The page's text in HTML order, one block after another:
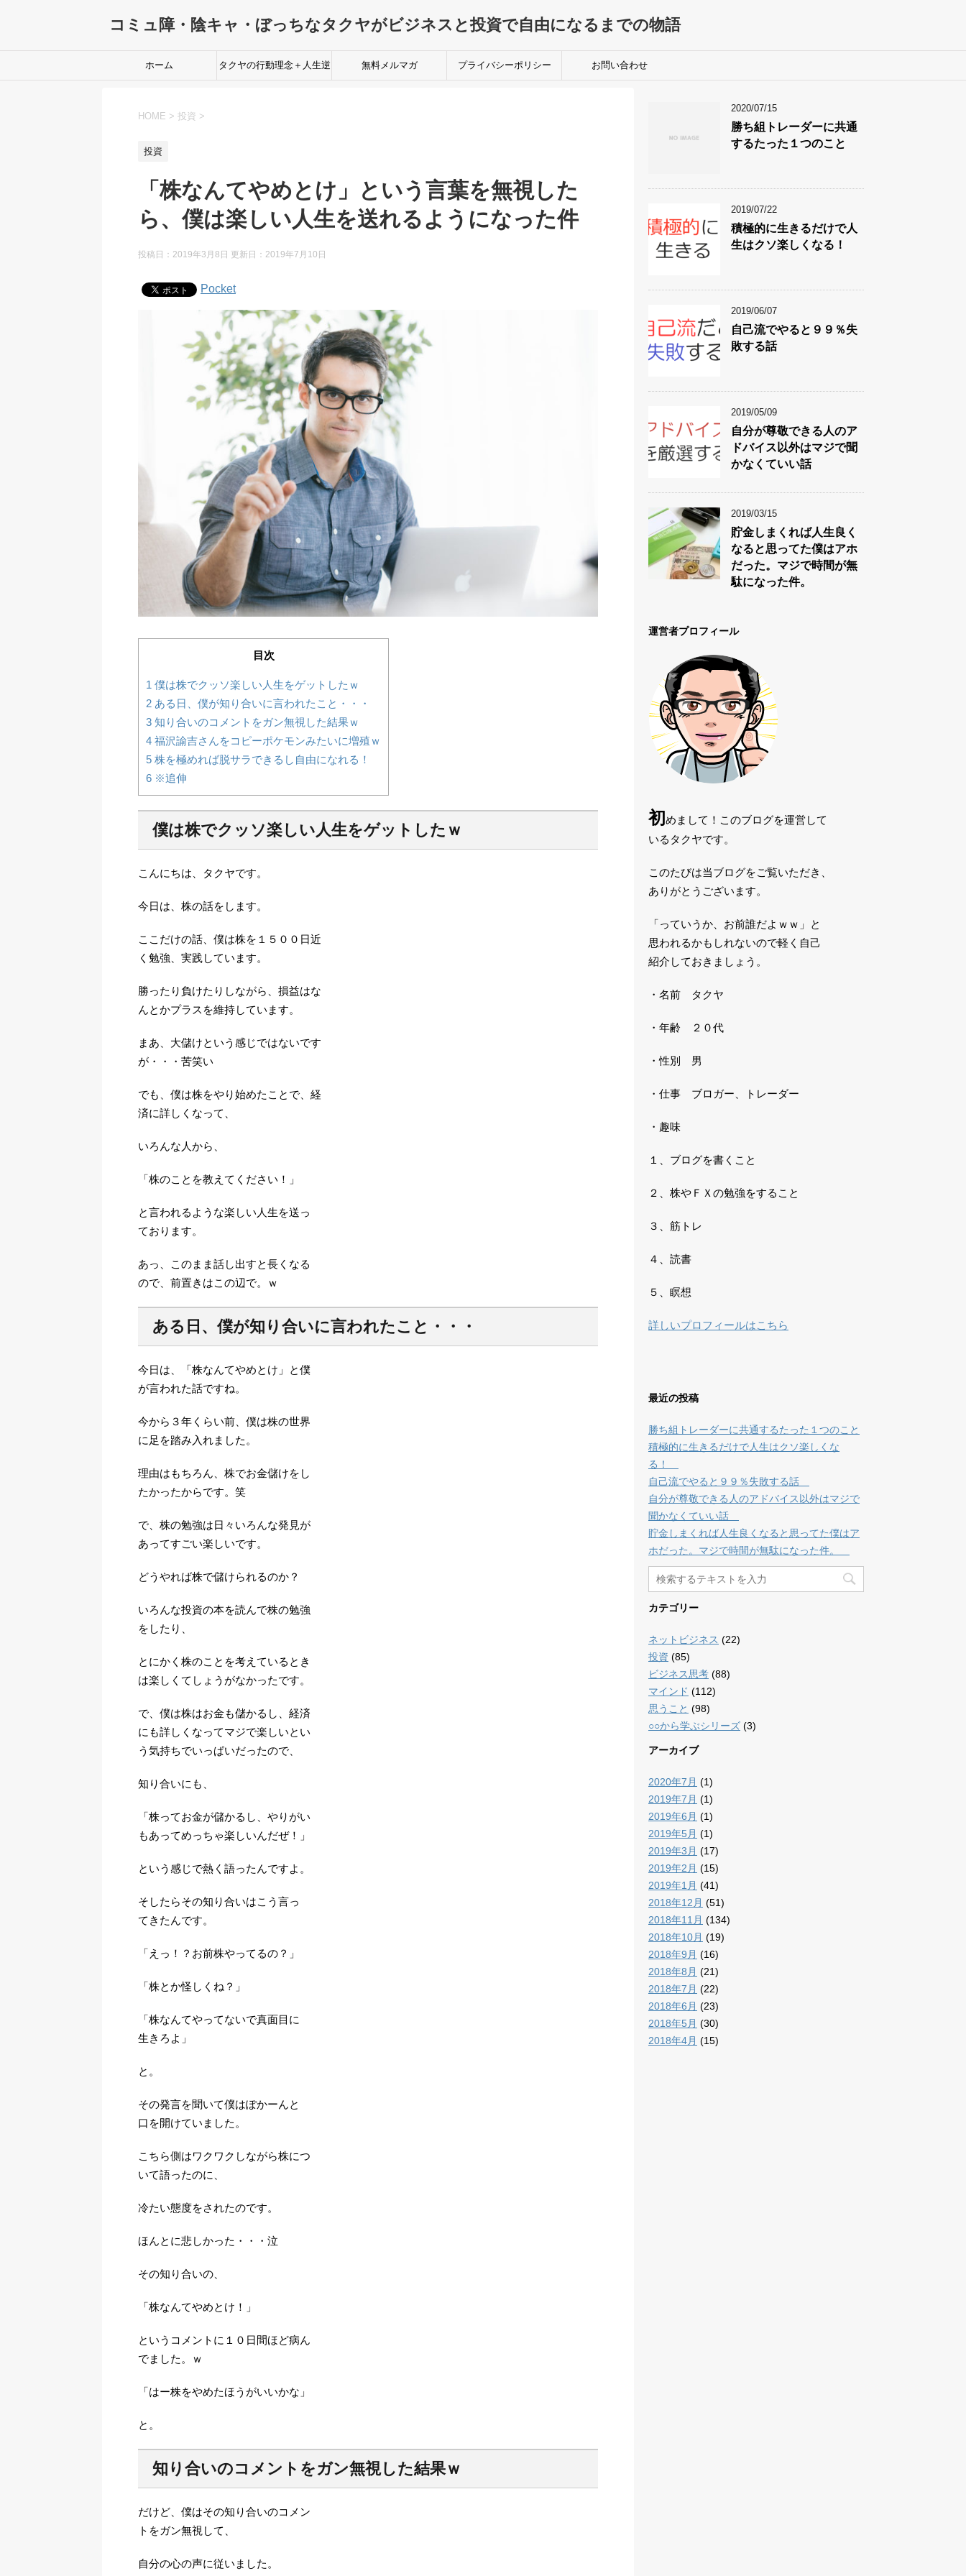
コミュ障・陰キャ・ぼっちなタクヤがビジネスと投資で自由になるまでの物語
ホーム タクヤの行動理念＋人生逆 無料メルマガ プライバシーポリシー お問い合わせ
HOME > 投資 >
投資
「株なんてやめとけ」という言葉を無視した
ら、僕は楽しい人生を送れるようになった件
投稿日：2019年3月8日 更新日： 2019年7月10日
Pocket
目次
1 僕は株でクッソ楽しい人生をゲットしたｗ
2 ある日、僕が知り合いに言われたこと・・・
3 知り合いのコメントをガン無視した結果ｗ
4 福沢諭吉さんをコピーポケモンみたいに増殖ｗ
5 株を極めれば脱サラできるし自由になれる！
6 ※追伸
僕は株でクッソ楽しい人生をゲットしたｗ
こんにちは、タクヤです。
今日は、株の話をします。
ここだけの話、僕は株を１５００日近
く勉強、実践しています。
勝ったり負けたりしながら、損益はな
んとかプラスを維持しています。
まあ、大儲けという感じではないです
が・・・苦笑い
でも、僕は株をやり始めたことで、経
済に詳しくなって、
いろんな人から、
「株のことを教えてください！」
と言われるような楽しい人生を送っ
ております。
あっ、このまま話し出すと長くなる
ので、前置きはこの辺で。ｗ
ある日、僕が知り合いに言われたこと・・・
今日は、「株なんてやめとけ」と僕
が言われた話ですね。
今から３年くらい前、僕は株の世界
に足を踏み入れました。
理由はもちろん、株でお金儲けをし
たかったからです。笑
で、株の勉強は日々いろんな発見が
あってすごい楽しいです。
どうやれば株で儲けられるのか？
いろんな投資の本を読んで株の勉強
をしたり、
とにかく株のことを考えているとき
は楽しくてしょうがなかったです。
で、僕は株はお金も儲かるし、経済
にも詳しくなってマジで楽しいとい
う気持ちでいっぱいだったので、
知り合いにも、
「株ってお金が儲かるし、やりがい
もあってめっちゃ楽しいんだぜ！」
という感じで熱く語ったんですよ。
そしたらその知り合いはこう言っ
てきたんです。
「えっ！？お前株やってるの？」
「株とか怪しくね？」
「株なんてやってないで真面目に
生きろよ」
と。
その発言を聞いて僕はぽかーんと
口を開けていました。
こちら側はワクワクしながら株につ
いて語ったのに、
冷たい態度をされたのです。
ほんとに悲しかった・・・泣
その知り合いの、
「株なんてやめとけ！」
というコメントに１０日間ほど病ん
でました。ｗ
「はー株をやめたほうがいいかな」
と。
知り合いのコメントをガン無視した結果ｗ
だけど、僕はその知り合いのコメン
トをガン無視して、
自分の心の声に従いました。
2020/07/15
勝ち組トレーダーに共通
するたった１つのこと
2019/07/22
積極的に生きるだけで人
生はクソ楽しくなる！
2019/06/07
自己流でやると９９％失
敗する話
2019/05/09
自分が尊敬できる人のア
ドバイス以外はマジで聞
かなくていい話
2019/03/15
貯金しまくれば人生良く
なると思ってた僕はアホ
だった。マジで時間が無
駄になった件。
運営者プロフィール
初めまして！このブログを運営して
いるタクヤです。
このたびは当ブログをご覧いただき、
ありがとうございます。
「っていうか、お前誰だよｗｗ」と
思われるかもしれないので軽く自己
紹介しておきましょう。
・名前 タクヤ
・年齢 ２０代
・性別 男
・仕事 ブロガー、トレーダー
・趣味
１、ブログを書くこと
２、株やＦＸの勉強をすること
３、筋トレ
４、読書
５、瞑想
詳しいプロフィールはこちら
最近の投稿
勝ち組トレーダーに共通するたった１つのこと
積極的に生きるだけで人生はクソ楽しくな
る！
自己流でやると９９％失敗する話
自分が尊敬できる人のアドバイス以外はマジで
聞かなくていい話
貯金しまくれば人生良くなると思ってた僕はア
ホだった。マジで時間が無駄になった件。
カテゴリー
ネットビジネス (22)
投資 (85)
ビジネス思考 (88)
マインド (112)
思うこと (98)
○○から学ぶシリーズ (3)
アーカイブ
2020年7月 (1)
2019年7月 (1)
2019年6月 (1)
2019年5月 (1)
2019年3月 (17)
2019年2月 (15)
2019年1月 (41)
2018年12月 (51)
2018年11月 (134)
2018年10月 (19)
2018年9月 (16)
2018年8月 (21)
2018年7月 (22)
2018年6月 (23)
2018年5月 (30)
2018年4月 (15)